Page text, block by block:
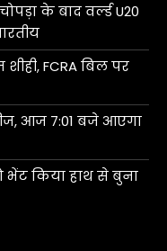
के बाद वर्ल्ड U20
FCRA बिल पर
आज 7:01 बजे आएगा
भेंट किया हाथ से बुना